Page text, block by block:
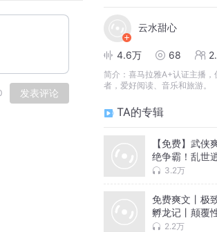
发表评论
云水甜心
4.6万 68
简介： 喜马拉雅A+认证主播，
者，爱好阅读、音乐和旅游。
TA的专辑
【免费】武侠
绝争霸！乱世
一剑定江湖
3.2万
免费爽文丨极
孵龙记丨颠覆
多人有声剧
2.2万